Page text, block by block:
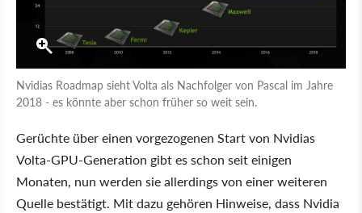
Nvidias Roadmap sieht Volta als Nachfolger von Pascal im Jahre
2018 - es könnte aber schon früher so weit sein.
Gerüchte über einen vorgezogenen Start von Nvidias
Volta-GPU-Generation gibt es schon seit einigen
Monaten, nun werden sie allerdings von einer weiteren
Quelle bestätigt. Mit dazu gehören Hinweise, dass Nvidia